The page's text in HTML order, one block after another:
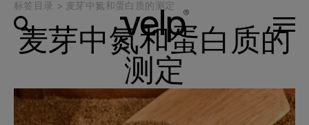
标签目录 > 麦芽中氮和蛋白质的测定
麦芽中氮和蛋白质的
测定